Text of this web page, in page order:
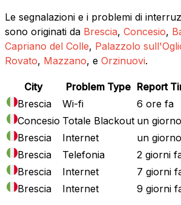
Le segnalazioni e i problemi di
sono originati da Brescia, Concesio,
Capriano del Colle, Palazzolo
Rovato, Mazzano, e Orzinuovi.
City Problem Type Report
Brescia
Wi-fi
6 ore fa
Concesio Totale Blackout un
Brescia
Internet
un
Brescia
Telefonia
2 giorni
Brescia
Internet
7 giorni
Brescia
Internet 9 giorni